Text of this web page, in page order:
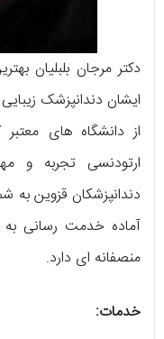
دکتر مرجان بلبلیان
ایشان دندانپزشک
از دانشگاه های
ارتودنسی تجربه و
دندانپزشکان قزوین
آماده خدمت رسانی به
منصفانه ای دارد.
خدمات: